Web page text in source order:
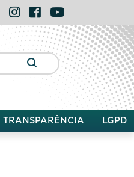
Instagram
FacebookYouTube
TRANSPARÊNCIA LGPD